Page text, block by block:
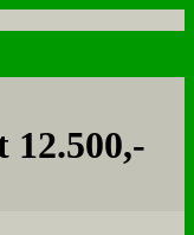
12.500,-